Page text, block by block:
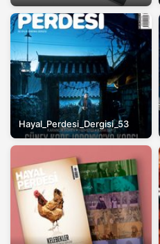
Hayal_Perdesi_Dergisi_53